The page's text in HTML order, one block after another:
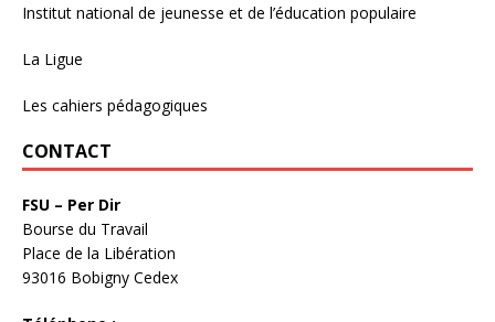
Institut national de jeunesse et de l’éducation populaire
La Ligue
Les cahiers pédagogiques
CONTACT
FSU – Per Dir
Bourse du Travail
Place de la Libération
93016 Bobigny Cedex